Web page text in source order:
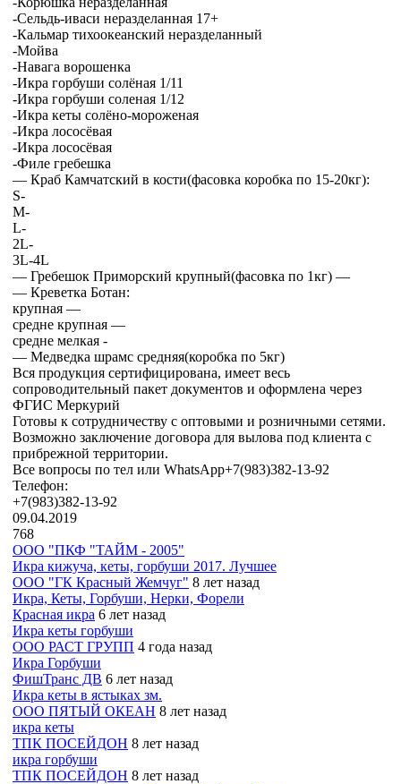
-Сельдь-иваси неразделанная 17+
-Кальмар тихоокеанский неразделанный
-Мойва
-Навага ворошенка
-Икра горбуши солёная 1/11
-Икра горбуши соленая 1/12
-Икра кеты солёно-мороженая
-Икра лососёвая
-Икра лососёвая
-Филе гребешка
— Краб Камчатский в кости(фасовка коробка по 15-20кг):
S-
M-
L-
2L-
3L-4L
— Гребешок Приморский крупный(фасовка по 1кг) —
— Креветка Ботан:
крупная —
средне крупная —
средне мелкая -
— Медведка шрамс средняя(коробка по 5кг)
Вся продукция сертифицирована, имеет весь
сопроводительный пакет документов и оформлена через
ФГИС Меркурий
Готовы к сотрудничеству с оптовыми и розничными сетями.
Возможно заключение договора для вылова под клиента с
прибрежной территории.
Все вопросы по тел или WhatsApp+7(983)382-13-92
Телефон:
+7(983)382-13-92
09.04.2019
768
ООО "ПКФ "ТАЙМ - 2005"
Икра кижуча, кеты, горбуши 2017. Лучшее
ООО "ГК Красный Жемчуг" 8 лет назад
Икра, Кеты, Горбуши, Нерки, Форели
Красная икра 6 лет назад
Икра кеты горбуши
ООО РАСТ ГРУПП 4 года назад
Икра Горбуши
ФишТранс ДВ 6 лет назад
Икра кеты в ястыках зм.
ООО ПЯТЫЙ ОКЕАН 8 лет назад
икра кеты
ТПК ПОСЕЙДОН 8 лет назад
икра горбуши
ТПК ПОСЕЙДОН 8 лет назад